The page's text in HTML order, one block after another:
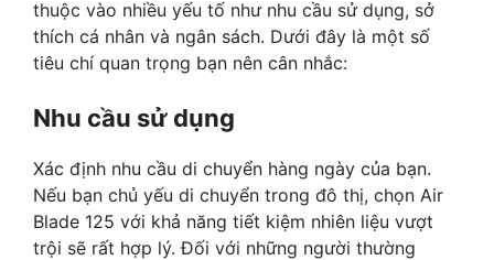
thuộc vào nhiều yếu tố như nhu cầu sử dụng, sở
thích cá nhân và ngân sách. Dưới đây là một số
tiêu chí quan trọng bạn nên cân nhắc:
Nhu cầu sử dụng
Xác định nhu cầu di chuyển hàng ngày của bạn.
Nếu bạn chủ yếu di chuyển trong đô thị, chọn Air
Blade 125 với khả năng tiết kiệm nhiên liệu vượt
trội sẽ rất hợp lý. Đối với những người thường